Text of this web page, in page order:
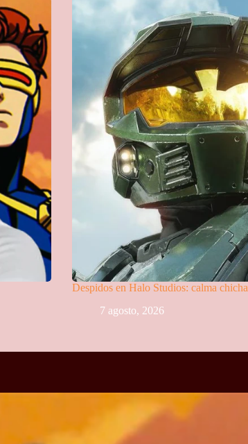
Despidos en Halo Studios: calma chicha
7 agosto, 2026